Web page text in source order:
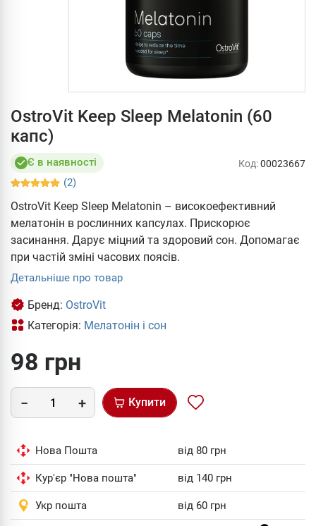
OstroVit Keep Sleep Melatonin (60
капс)
Є в наявності
(2)
Код:00023667
OstroVit Keep Sleep Melatonin – високоефективний
мелатонін в рослинних капсулах. Прискорює
засинання. Дарує міцний та здоровий сон. Допомагає
при частій зміні часових поясів.
Детальніше про товар
Бренд: OstroVit
Категорія: Мелатонін і сон
98 грн
Купити
Нова Пошта від 80 грн
Кур'єр "Нова пошта" від 140 грн
Укр пошта від 60 грн